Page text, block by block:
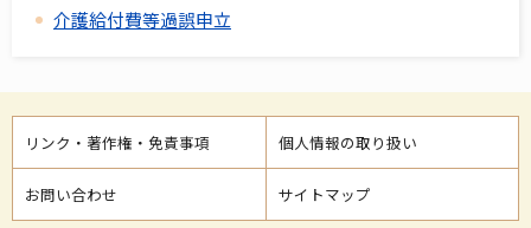
介護給付費等過誤申立
リンク・著作権・免責事項 個人情報の取り扱い
お問い合わせ サイトマップ